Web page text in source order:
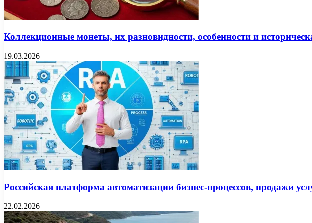
Коллекционные монеты, их разновидности, особенности и
19.03.2026
Российская платформа автоматизации бизнес-процессов, продажи
22.02.2026